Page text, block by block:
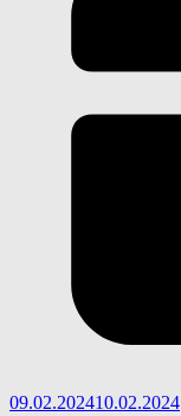
09.02.202410.02.2024